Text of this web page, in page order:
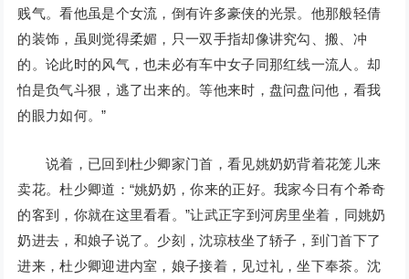
贱气。看他虽是个女流，倒有许多豪侠的光景。他那般轻倩
的装饰，虽则觉得柔媚，只一双手指却像讲究勾、搬、冲
的。论此时的风气，也未必有车中女子同那红线一流人。却
怕是负气斗狠，逃了出来的。等他来时，盘问盘问他，看我
的眼力如何。”
说着，已回到杜少卿家门首，看见姚奶奶背着花笼儿来
卖花。杜少卿道：“姚奶奶，你来的正好。我家今日有个希奇
的客到，你就在这里看看。”让武正字到河房里坐着，同姚奶
奶进去，和娘子说了。少刻，沈琼枝坐了轿子，到门首下了
进来，杜少卿迎进内室，娘子接着，见过礼，坐下奉茶。沈